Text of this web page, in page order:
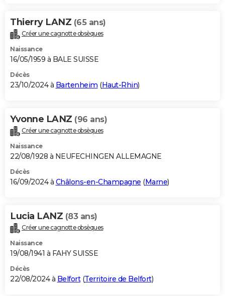
Thierry LANZ (65 ans)
Créer une cagnotte obsèques
Naissance
16/05/1959 à BALE SUISSE
Décès
23/10/2024 à Bartenheim (Haut-Rhin)
Yvonne LANZ (96 ans)
Créer une cagnotte obsèques
Naissance
22/08/1928 à NEUFECHINGEN ALLEMAGNE
Décès
16/09/2024 à Châlons-en-Champagne (Marne)
Lucia LANZ (83 ans)
Créer une cagnotte obsèques
Naissance
19/08/1941 à FAHY SUISSE
Décès
22/08/2024 à Belfort(Territoire de Belfort)